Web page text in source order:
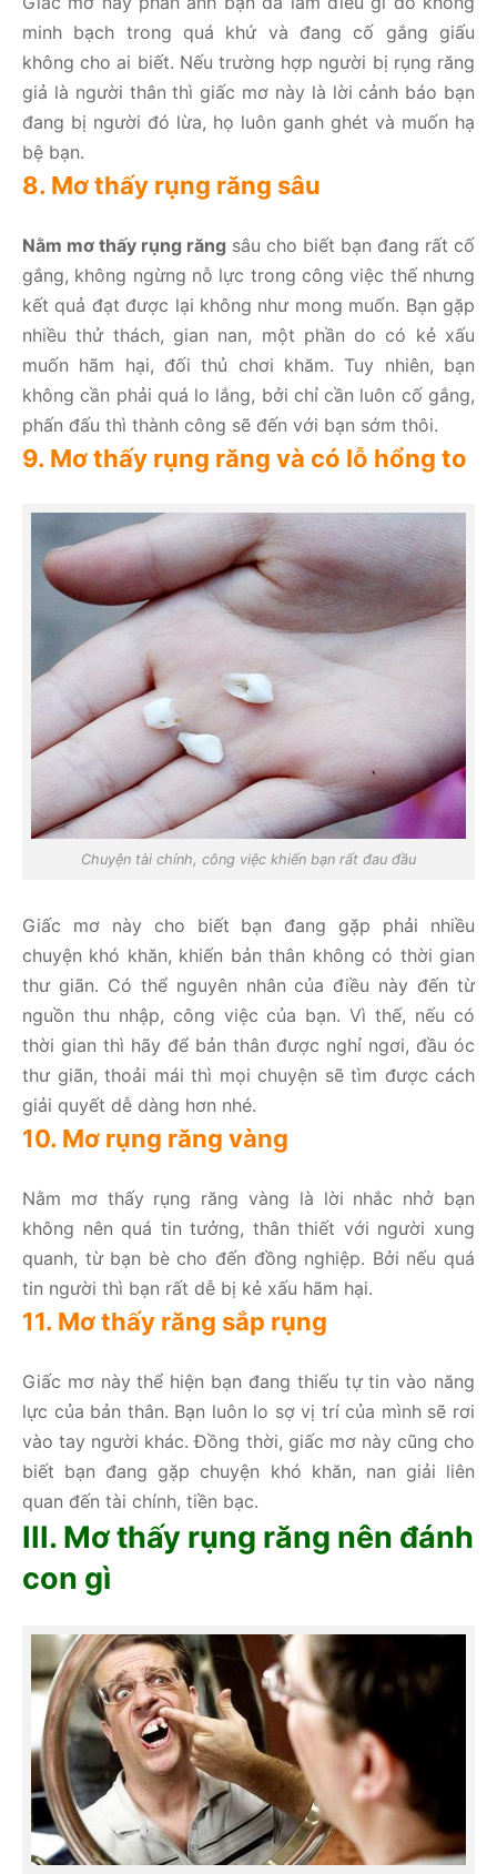
minh bạch trong quá khứ và đang cố gắng giấu
không cho ai biết. Nếu trường hợp người bị rụng răng
giả là người thân thì giấc mơ này là lời cảnh báo bạn
đang bị người đó lừa, họ luôn ganh ghét và muốn hạ
bệ bạn.
8. Mơ thấy rụng răng sâu
Nằm mơ thấy rụng răng sâu cho biết bạn đang rất cố
gắng, không ngừng nỗ lực trong công việc thế nhưng
kết quả đạt được lại không như mong muốn. Bạn gặp
nhiều thử thách, gian nan, một phần do có kẻ xấu
muốn hãm hại, đối thủ chơi khăm. Tuy nhiên, bạn
không cần phải quá lo lắng, bởi chỉ cần luôn cố gắng,
phấn đấu thì thành công sẽ đến với bạn sớm thôi.
9. Mơ thấy rụng răng và có lỗ hổng to
Chuyện tài chính, công việc khiến bạn rất đau đầu
Giấc mơ này cho biết bạn đang gặp phải nhiều
chuyện khó khăn, khiến bản thân không có thời gian
thư giãn. Có thể nguyên nhân của điều này đến từ
nguồn thu nhập, công việc của bạn. Vì thế, nếu có
thời gian thì hãy để bản thân được nghỉ ngơi, đầu óc
thư giãn, thoải mái thì mọi chuyện sẽ tìm được cách
giải quyết dễ dàng hơn nhé.
10. Mơ rụng răng vàng
Nằm mơ thấy rụng răng vàng là lời nhắc nhở bạn
không nên quá tin tưởng, thân thiết với người xung
quanh, từ bạn bè cho đến đồng nghiệp. Bởi nếu quá
tin người thì bạn rất dễ bị kẻ xấu hãm hại.
11. Mơ thấy răng sắp rụng
Giấc mơ này thể hiện bạn đang thiếu tự tin vào năng
lực của bản thân. Bạn luôn lo sợ vị trí của mình sẽ rơi
vào tay người khác. Đồng thời, giấc mơ này cũng cho
biết bạn đang gặp chuyện khó khăn, nan giải liên
quan đến tài chính, tiền bạc.
III. Mơ thấy rụng răng nên đánh
con gì